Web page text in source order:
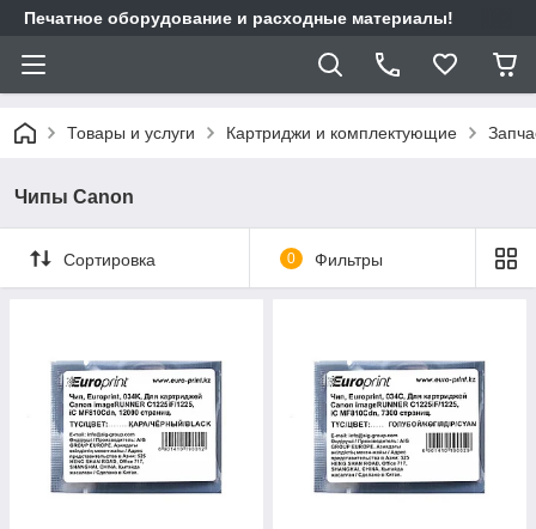
Печатное оборудование и расходные материалы!
Товары и услуги Картриджи и комплектующие
Чипы Canon
Сортировка 0 Фильтры